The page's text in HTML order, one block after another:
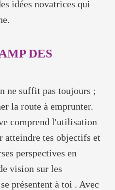
idées novatrices qui
DES
ne suffit pas toujours ;
la route à emprunter.
comprend l'utilisation
atteindre tes objectifs et
perspectives en
vision sur les
présentent à toi . Avec